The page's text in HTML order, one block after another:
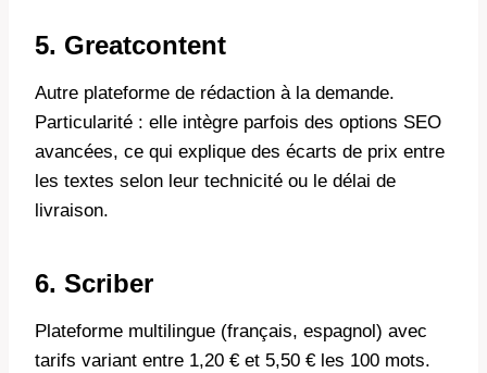
5. Greatcontent
Autre plateforme de rédaction à la demande.
Particularité : elle intègre parfois des options SEO
avancées, ce qui explique des écarts de prix entre
les textes selon leur technicité ou le délai de
livraison.
6. Scriber
Plateforme multilingue (français, espagnol) avec
tarifs variant entre 1,20 € et 5,50 € les 100 mots.